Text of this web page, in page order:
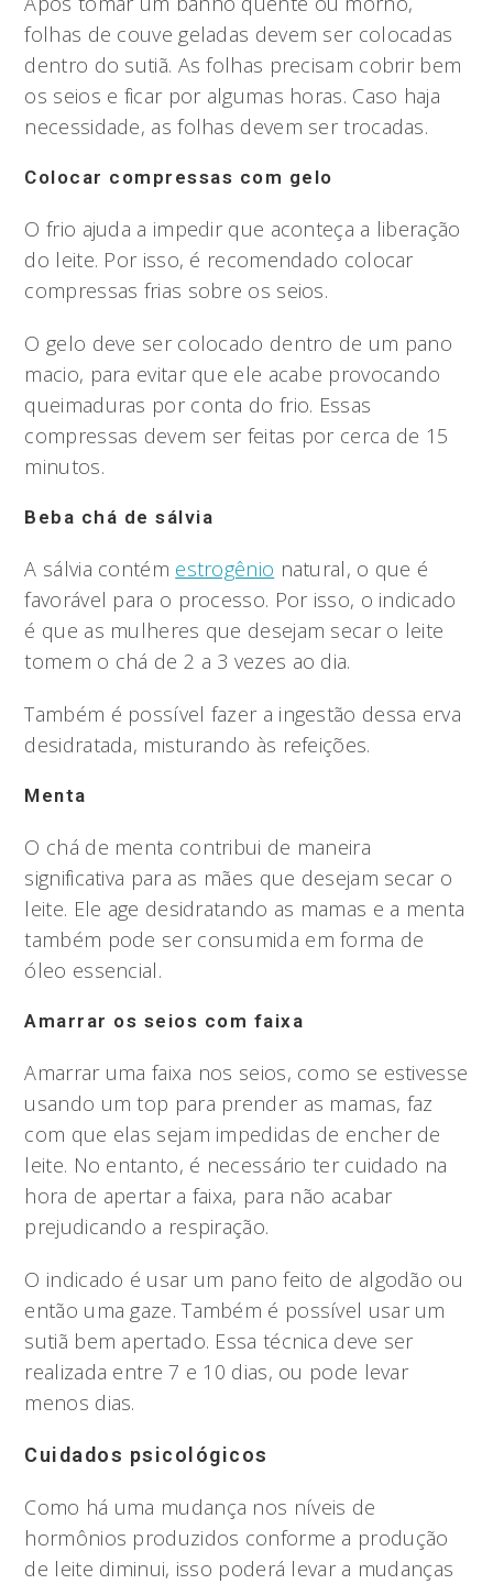
folhas de couve geladas devem ser colocadas
dentro do sutiã. As folhas precisam cobrir bem
os seios e ficar por algumas horas. Caso haja
necessidade, as folhas devem ser trocadas.
Colocar compressas com gelo
O frio ajuda a impedir que aconteça a liberação
do leite. Por isso, é recomendado colocar
compressas frias sobre os seios.
O gelo deve ser colocado dentro de um pano
macio, para evitar que ele acabe provocando
queimaduras por conta do frio. Essas
compressas devem ser feitas por cerca de 15
minutos.
Beba chá de sálvia
A sálvia contém estrogênio natural, o que é
favorável para o processo. Por isso, o indicado
é que as mulheres que desejam secar o leite
tomem o chá de 2 a 3 vezes ao dia.
Também é possível fazer a ingestão dessa erva
desidratada, misturando às refeições.
Menta
O chá de menta contribui de maneira
significativa para as mães que desejam secar o
leite. Ele age desidratando as mamas e a menta
também pode ser consumida em forma de
óleo essencial.
Amarrar os seios com faixa
Amarrar uma faixa nos seios, como se estivesse
usando um top para prender as mamas, faz
com que elas sejam impedidas de encher de
leite. No entanto, é necessário ter cuidado na
hora de apertar a faixa, para não acabar
prejudicando a respiração.
O indicado é usar um pano feito de algodão ou
então uma gaze. Também é possível usar um
sutiã bem apertado. Essa técnica deve ser
realizada entre 7 e 10 dias, ou pode levar
menos dias.
Cuidados psicológicos
Como há uma mudança nos níveis de
hormônios produzidos conforme a produção
de leite diminui, isso poderá levar a mudanças